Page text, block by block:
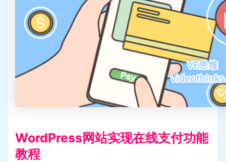
WordPress网站实现在线支付功能
教程